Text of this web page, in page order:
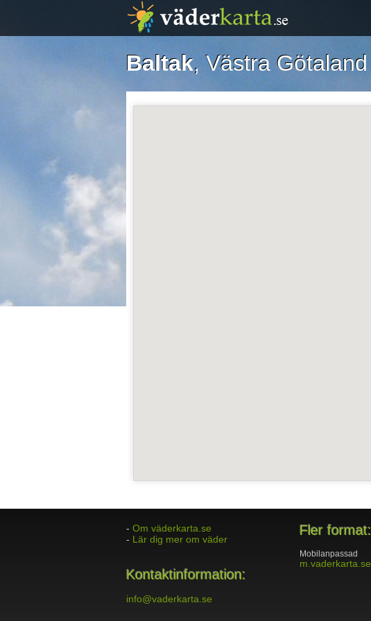
Baltak, Västra Götaland
- Om väderkarta.se
- Lär dig mer om väder
Kontaktinformation:
info@vaderkarta.se
Fler format:
Mobilanpassad
m.vaderkarta.se